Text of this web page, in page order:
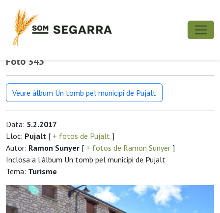
Foto 345
Veure àlbum Un tomb pel municipi de Pujalt
Data: 5.2.2017
Lloc: Pujalt [ + fotos de Pujalt ]
Autor: Ramon Sunyer [ + fotos de Ramon Sunyer ]
Inclosa a l'àlbum Un tomb pel municipi de Pujalt
Tema: Turisme